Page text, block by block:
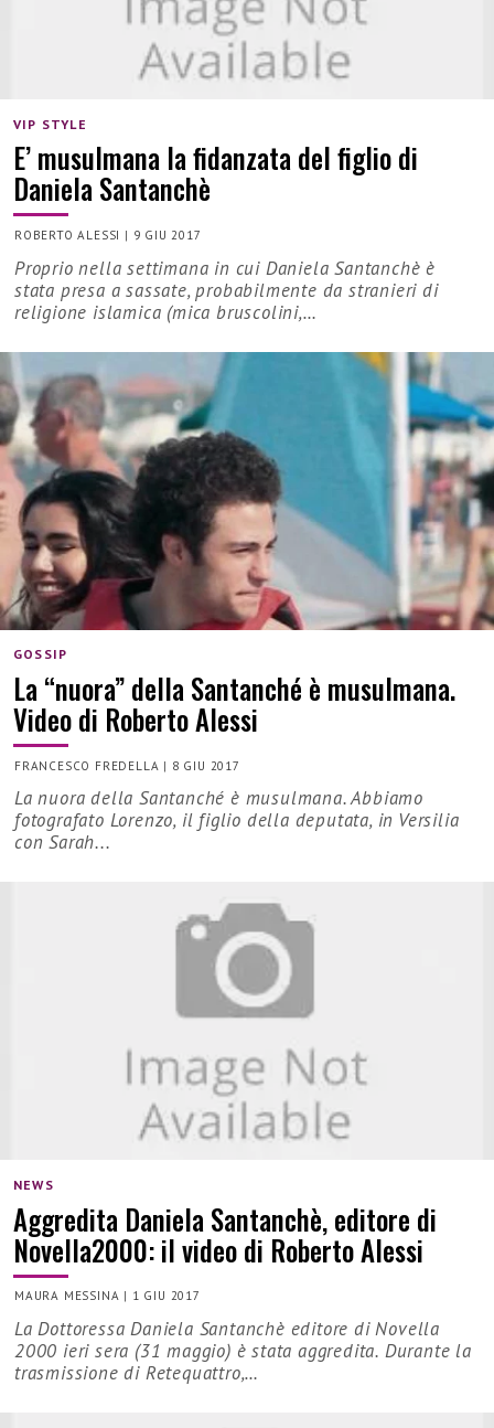
VIP STYLE
E’ musulmana la fidanzata del figlio di
Daniela Santanchè
ROBERTO ALESSI | 9 GIU 2017
Proprio nella settimana in cui Daniela Santanchè è
stata presa a sassate, probabilmente da stranieri di
religione islamica (mica bruscolini,…
GOSSIP
La “nuora” della Santanché è musulmana.
Video di Roberto Alessi
FRANCESCO FREDELLA | 8 GIU 2017
La nuora della Santanché è musulmana. Abbiamo
fotografato Lorenzo, il figlio della deputata, in Versilia
con Sarah...
NEWS
Aggredita Daniela Santanchè, editore di
Novella2000: il video di Roberto Alessi
MAURA MESSINA | 1 GIU 2017
La Dottoressa Daniela Santanchè editore di Novella
2000 ieri sera (31 maggio) è stata aggredita. Durante la
trasmissione di Retequattro,…